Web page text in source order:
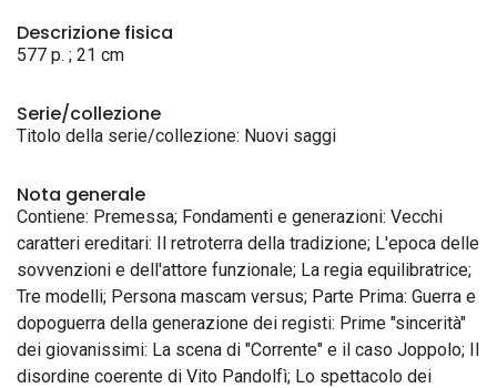
Descrizione fisica
577 p. ; 21 cm
Serie/collezione
Titolo della serie/collezione: Nuovi saggi
Nota generale
Contiene: Premessa; Fondamenti e generazioni: Vecchi
caratteri ereditari: Il retroterra della tradizione; L'epoca delle
sovvenzioni e dell'attore funzionale; La regia equilibratrice;
Tre modelli; Persona mascam versus; Parte Prima: Guerra e
dopoguerra della generazione dei registi: Prime "sincerità"
dei giovanissimi: La scena di "Corrente" e il caso Joppolo; Il
disordine coerente di Vito Pandolfì; Lo spettacolo dei